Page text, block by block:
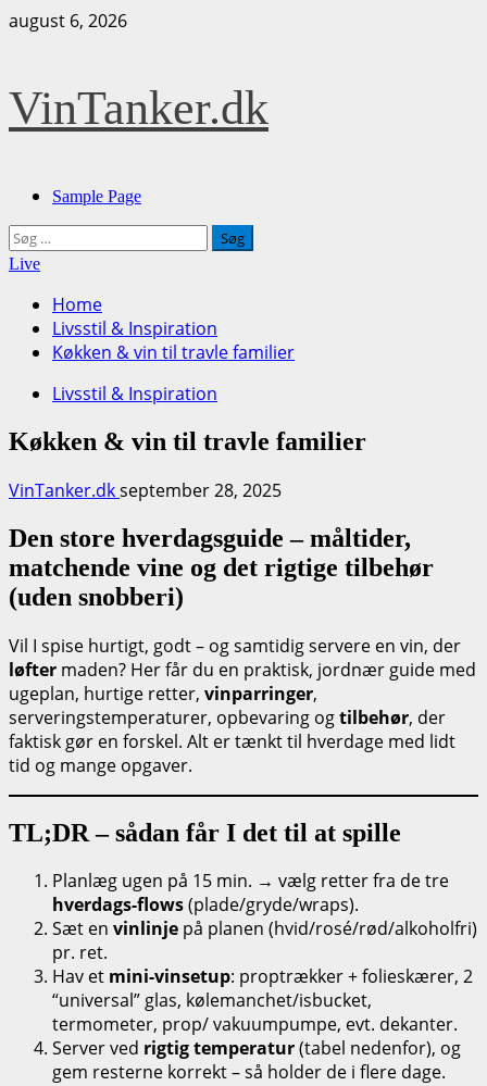
Skip
august 6, 2026
VinTanker.dk
PrimarySample Page
Søg
efter:
Live
Home
Livsstil & Inspiration
Køkken & vin til travle familier
Livsstil & Inspiration
Køkken & vin til travle familier
VinTanker.dkseptember 28, 2025
Den store hverdagsguide – måltider,
matchende vine og det rigtige tilbehør
(uden snobberi)
Vil I spise hurtigt, godt – og samtidig servere en vin, der
løfter maden? Her får du en praktisk, jordnær guide med
ugeplan, hurtige retter, vinparringer,
serveringstemperaturer, opbevaring ogtilbehør, der
faktisk gør en forskel. Alt er tænkt til hverdage med lidt
tid og mange opgaver.
TL;DR – sådan får I det til at spille
Planlæg ugen på 15 min. → vælg retter fra de tre
hverdags-flows(plade/gryde/wraps).
Sæt en vinlinje på planen (hvid/rosé/rød/alkoholfri)
pr. ret.
Hav et mini-vinsetup: proptrækker + folieskærer, 2
“universal” glas, kølemanchet/isbucket,
termometer, prop/ vakuumpumpe, evt. dekanter.
Server ved rigtig temperatur(tabel nedenfor), og
gem resterne korrekt – så holder de i flere dage.